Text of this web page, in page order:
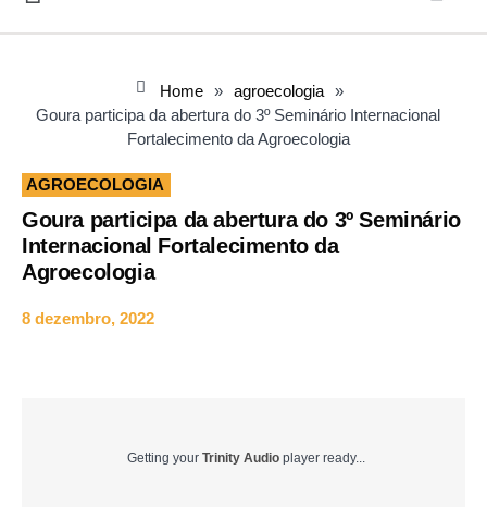
Home » agroecologia »
Goura participa da abertura do 3º Seminário Internacional
Fortalecimento da Agroecologia
AGROECOLOGIA
Goura participa da abertura do 3º Seminário
Internacional Fortalecimento da
Agroecologia
8 dezembro, 2022
Getting your Trinity Audio player ready...